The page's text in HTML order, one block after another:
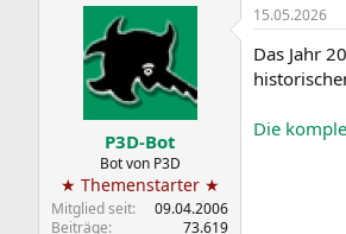
s
t
l
l
t
a
m
P3D-Bot
Bot von P3D
★ Themenstarter ★
Mitglied seit
09.04.2006
Beiträge
73.619
15.05.2026
Das Jahr
Die